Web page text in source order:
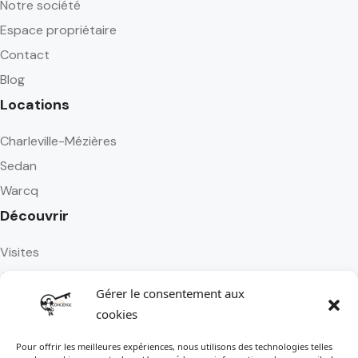
Gérer le consentement aux
cookies
Pour offrir les meilleures expériences, nous utilisons des technologies telles
Notre société
Espace propriétaire
Contact
Blog
Locations
Charleville-Mézières
Sedan
Warcq
Découvrir
Visites
Activités
Restaurants
Réseaux sociaux